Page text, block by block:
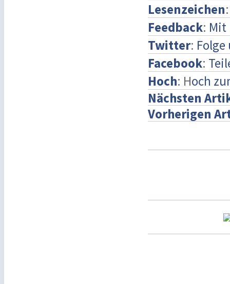
Lesenzeichen
Feedback: Mit
Twitter:
Facebook:
Hoch: Hoch
Nächsten
Vorherigen